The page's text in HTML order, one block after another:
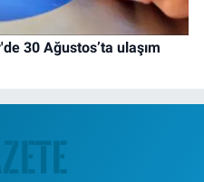
30 Ağustos’ta ulaşım